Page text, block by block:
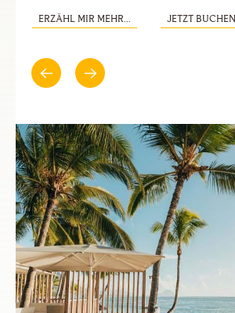
ERZÄHL MIR MEHR... JETZT BUCHEN